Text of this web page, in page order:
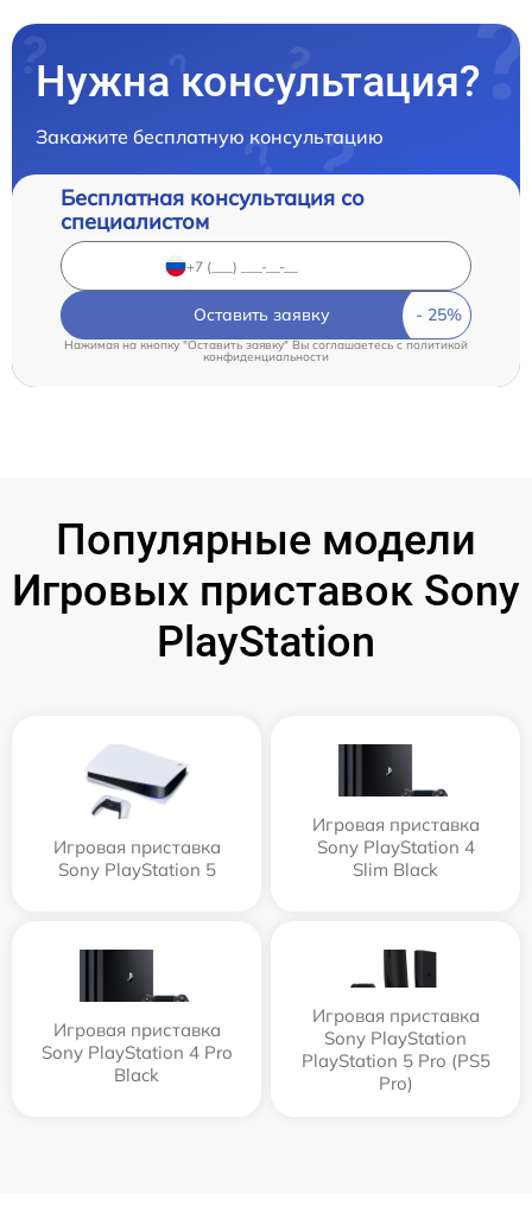
Нужна консультация?
Закажите бесплатную консультацию
Бесплатная консультация со
специалистом
Оставить заявку
Нажимая на кнопку "Оставить заявку" Вы соглашаетесь cполитикой
конфиденциальности
Популярные модели
Игровых приставок Sony
PlayStation
Игровая приставка
Sony PlayStation 5
Игровая приставка
Sony PlayStation 4
Slim Black
Игровая приставка
Sony PlayStation 4 Pro
Black
Игровая приставка
Sony PlayStation
PlayStation 5 Pro (PS5
Pro)